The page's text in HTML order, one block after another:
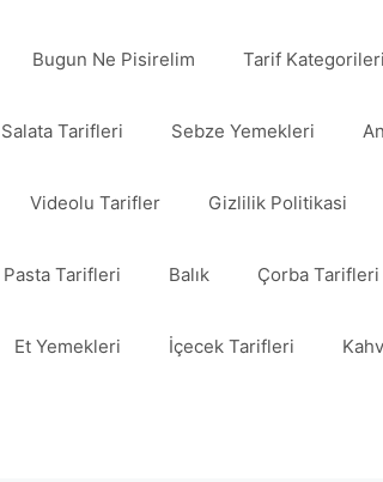
Bugun Ne Pisirelim Tarif Kategorileri
Salata Tarifleri Sebze Yemekleri
Videolu Tarifler Gizlilik Politikasi
Pasta Tarifleri Balık Çorba Tarifleri
Et Yemekleri İçecek Tarifleri